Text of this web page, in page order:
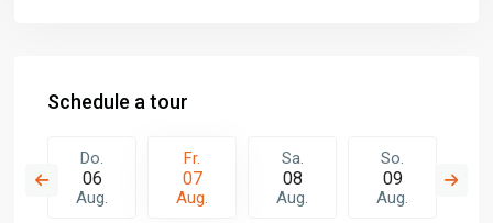
Schedule a tour
Do.
06
Aug.
Fr.
07
Aug.
Sa.
08
Aug.
So.
09
Aug.